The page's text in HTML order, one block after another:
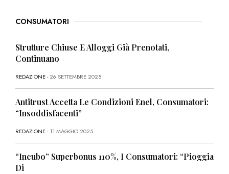
CONSUMATORI
Strutture Chiuse E Alloggi Già Prenotati,
Continuano
REDAZIONE- 26 SETTEMBRE 2025
Antitrust Accetta Le Condizioni Enel, Consumatori:
“Insoddisfacenti”
REDAZIONE- 11 MAGGIO 2025
“Incubo” Superbonus 110%, I Consumatori: “Pioggia
Di